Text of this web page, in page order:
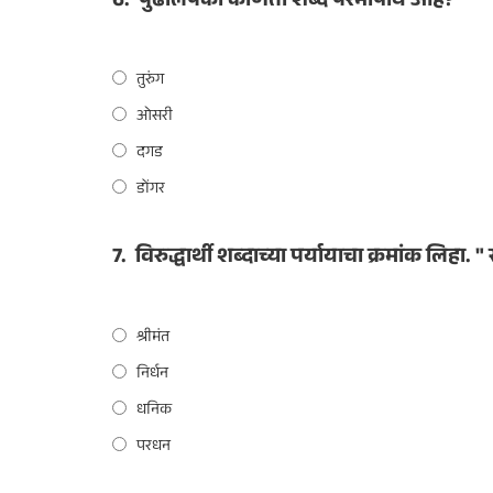
तुरुंग
ओसरी
दगड
डोंगर
7. विरुद्धार्थी शब्दाच्या पर्यायाचा क्रमांक
श्रीमंत
निर्धन
धनिक
परधन